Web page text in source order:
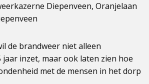
Diepenveen, Oranjelaan
de brandweer niet alleen
inzet, maar ook laten zien hoe
met de mensen in het dorp